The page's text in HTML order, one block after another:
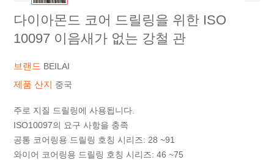
다이아몬드 코어 드릴링을 위한 ISO
10097 이음새가 없는 강철 관
브랜드 BEILAI
제품 산지 중국
주로 지질 드릴링에 사용됩니다.
ISO10097의 요구 사항을 충족
공통 코어링용 드릴링 호칭 시리즈: 28 ~91
와이어 코어링용 드릴링 호칭 시리즈: 46 ~75